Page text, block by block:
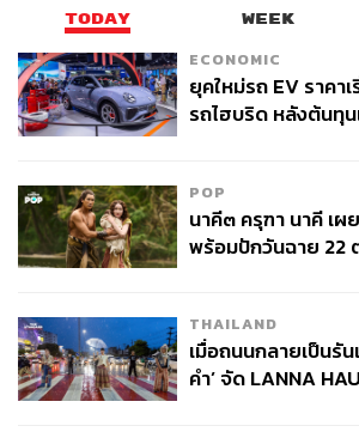
แรงบันดาลใจและความหมายที่ยังคงอยู่
หลังการเสียชีวิตของเจ้าของรางวัลโนเ
TODAY WEEK
ECONOMIC
ยุคใหม่รถ EV ราคา
รถไฮบริด หลังต้นทุ
POP
นาคี๓ ครุฑา นาคี เ
พร้อมปักวันฉาย 22
THAILAND
เมื่อถนนกลายเป็นรัน
คำ’ จัด LANNA